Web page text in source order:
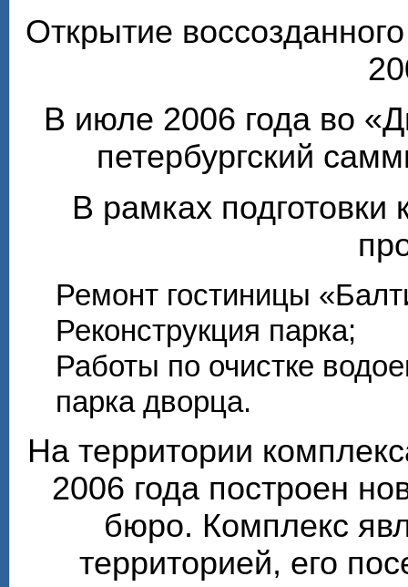
Открытие
В июле 2006 года во
петербургский
В рамках
Ремонт гостиницы
Реконструкция парка;
Работы по очистке
парка дворца.
На территории
2006 года построен
бюро. Комплекс
территорией, его